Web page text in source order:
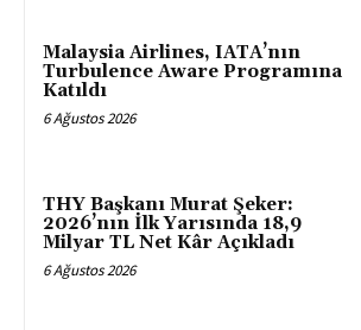
Malaysia Airlines, IATA’nın
Turbulence Aware Programına
Katıldı
6 Ağustos 2026
THY Başkanı Murat Şeker:
2026’nın İlk Yarısında 18,9
Milyar TL Net Kâr Açıkladı
6 Ağustos 2026